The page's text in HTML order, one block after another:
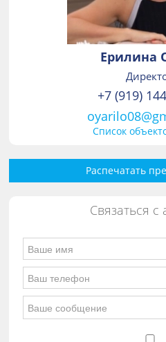
Ерилина
+7 (919)
Список
Распечатать
Связаться с